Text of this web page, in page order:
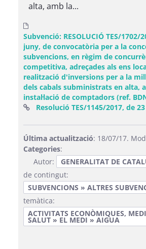
alta, amb la...
Subvenció: RESOLUCIÓ TES/1702/
juny, de convocatòria per a la
subvencions, en règim de
competitiva, adreçades als ens
realització d'inversions per a la
dels cabals subministrats en alta,
instal·lació de comptadors (ref.
Resolució TES/1145/2017, de
Última actualització: 18/07/17.
Categories:
Autor:
GENERALITAT DE
de contingut:
SUBVENCIONS » ALTRES
temàtica:
ACTIVITATS ECONÒMIQUES,
SALUT » EL MEDI » AIGUA